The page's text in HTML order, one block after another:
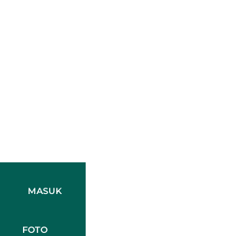
MASUK
FOTO